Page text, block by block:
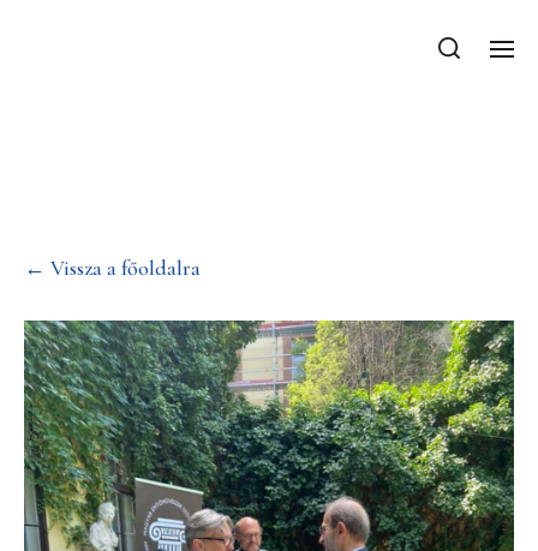
← Vissza a főoldalra